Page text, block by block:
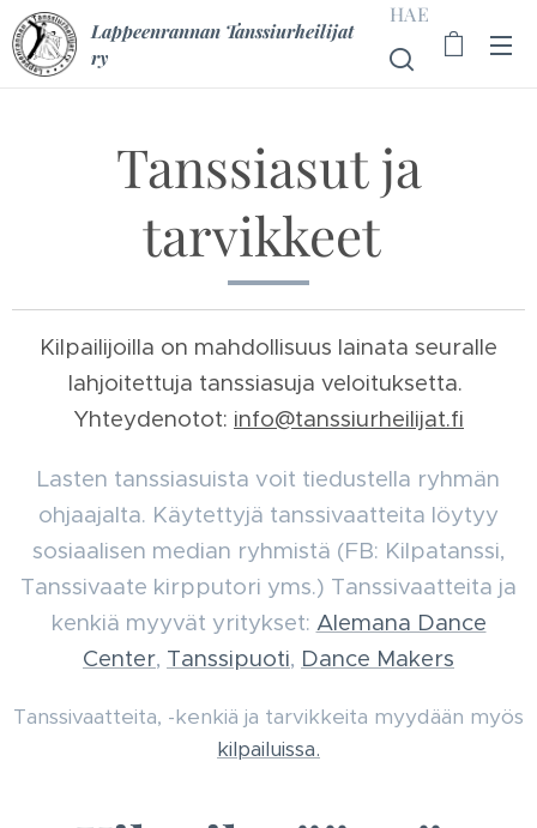
Lappeenrannan Tanssiurheilijat
ry
HAE
Tanssiasut ja
tarvikkeet
Kilpailijoilla on mahdollisuus lainata seuralle
lahjoitettuja tanssiasuja veloituksetta.
Yhteydenotot: info@tanssiurheilijat.fi
Lasten tanssiasuista voit tiedustella ryhmän
ohjaajalta. Käytettyjä tanssivaatteita löytyy
sosiaalisen median ryhmistä (FB: Kilpatanssi,
Tanssivaate kirpputori yms.) Tanssivaatteita ja
kenkiä myyvät yritykset: Alemana Dance
Center, Tanssipuoti, Dance Makers
Tanssivaatteita, -kenkiä ja tarvikkeita myydään myös
kilpailuissa.